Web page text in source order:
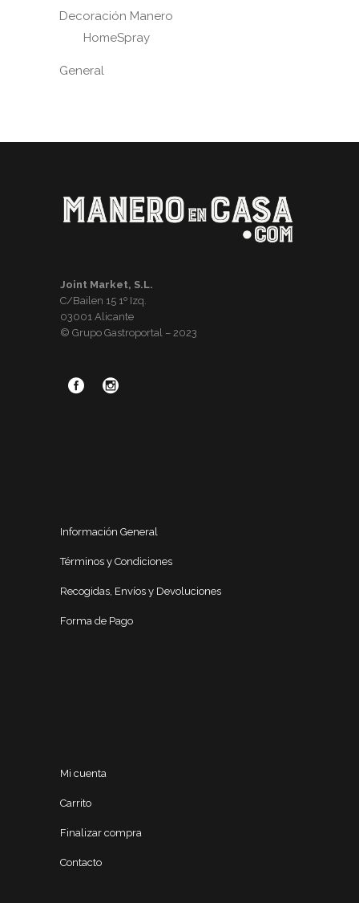
Decoración Manero
HomeSpray
General
Joint Market, S.L.
C/Bailen 15 1º Izq.
03001 Alicante
© Grupo Gastroportal – 2023
Información General
Términos y Condiciones
Recogidas, Envíos y Devoluciones
Forma de Pago
Mi cuenta
Carrito
Finalizar compra
Contacto